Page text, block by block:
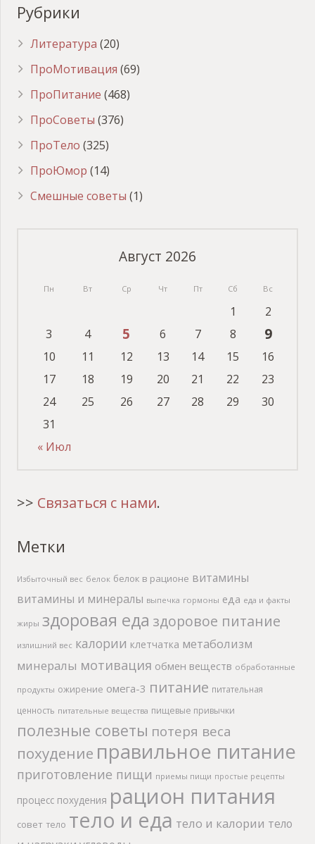
Рубрики
Литература (20)
ПроМотивация (69)
ПроПитание (468)
ПроСоветы (376)
ПроТело (325)
ПроЮмор (14)
Смешные советы (1)
Август 2026
Пн Вт Ср Чт Пт Сб Вс
« Июл
1
2
3
4 5 6 7 8 9
10 11 12 13 14 15
16
17
18 19 20 21 22
23
24
25 26 27 28 29
30
31
>> Связаться с нами.
Метки
Избыточный вес белок белок в рационе витамины
витамины и минералы выпечка гормоны еда еда и факты
жиры здоровая еда здоровое питание
излишний вес калории клетчатка метаболизм
минералы мотивация обмен веществ обработанные
продукты ожирение омега-3 питание питательная
ценность питательные вещества пищевые привычки
полезные советы потеря веса
похудение правильное питание
приготовление пищи приемы пищи простые рецепты
процесс похудения рацион питания
совет тело тело и еда тело и калории тело